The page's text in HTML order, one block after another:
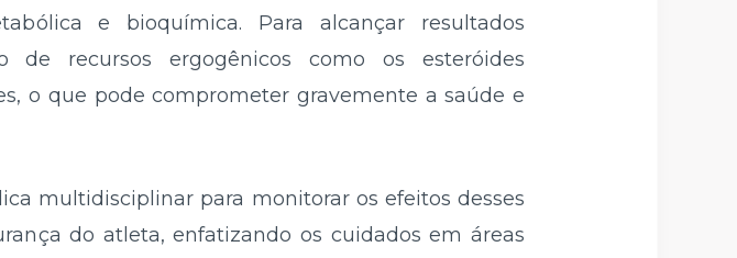
e bioquímica. Para alcançar resultados
de recursos ergogênicos como os esteróides
o que pode comprometer gravemente a saúde e
multidisciplinar para monitorar os efeitos desses
do atleta, enfatizando os cuidados em áreas